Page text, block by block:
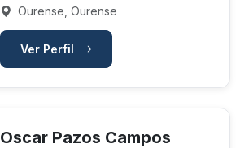
Ourense, Ourense
Ver Perfil
Oscar Pazos Campos